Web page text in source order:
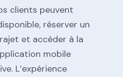
clients peuvent
réserver un
et accéder à la
mobile
L’expérience